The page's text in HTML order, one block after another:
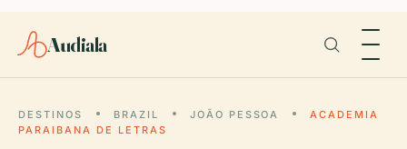
Audiala
DESTINOS BRAZIL JOÃO PESSOA
ACADEMIA
PARAIBANA DE LETRAS